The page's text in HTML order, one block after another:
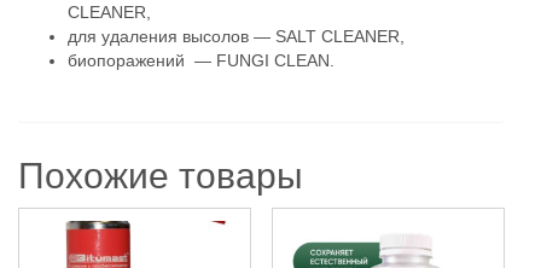
CLEANER,
для удаления высолов — SALT CLEANER,
биопоражений — FUNGI CLEAN.
Похожие товары